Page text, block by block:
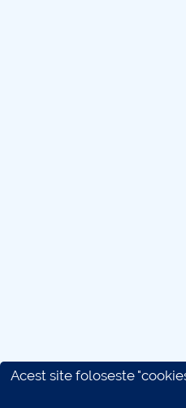
Acest site foloseste